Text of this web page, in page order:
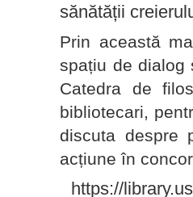
sănătății
Prin această
spațiu de dialog
Catedra de
bibliotecari,
discuta despre
acțiune în
https://